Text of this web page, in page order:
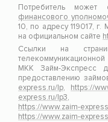
Потребитель
финансового
10, по адресу 119017,
на официальном сайте
Ссылки на
МКК Займ-Экспресс
предоставлению
express.ru/lp, https://
express.ru/lp3
https://www.zaim-
https://www.zaim-